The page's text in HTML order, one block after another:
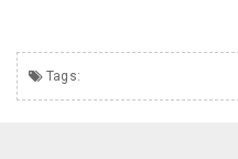
Tags: